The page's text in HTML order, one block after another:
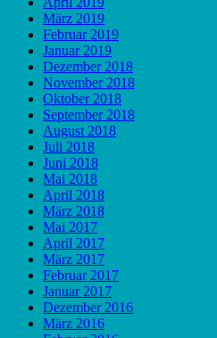
März 2019
Februar 2019
Januar 2019
Dezember 2018
November 2018
Oktober 2018
September 2018
August 2018
Juli 2018
Juni 2018
Mai 2018
April 2018
März 2018
Mai 2017
April 2017
März 2017
Februar 2017
Januar 2017
Dezember 2016
März 2016